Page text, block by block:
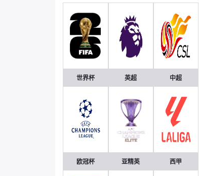
世界杯 英超 中超
欧冠杯 亚精英 西甲